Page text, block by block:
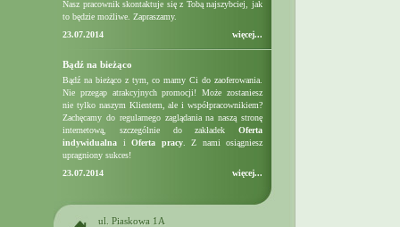
Nasz pracownik skontaktuje się z Tobą najszybciej, jak
to będzie możliwe. Zapraszamy.
23.07.2014
więcej...
Bądź na bieżąco
Bądź na bieżąco z tym, co mamy Ci do zaoferowania.
Nie przegap atrakcyjnych promocji! Może zostaniesz
nie tylko naszym Klientem, ale i współpracownikiem?
Zachęcamy do regularnego zaglądania na naszą stronę
internetową, szczególnie do zakładek Oferta
indywidualna i Oferta pracy. Z nami osiągniesz
upragniony sukces!
23.07.2014
więcej...
ul. Piaskowa 1A